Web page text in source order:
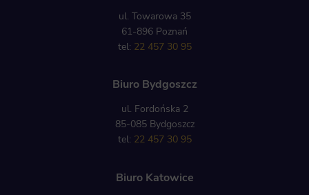
ul. Towarowa 35
61-896 Poznań
tel: 22 457 30 95
Biuro Bydgoszcz
ul. Fordońska 2
85-085 Bydgoszcz
tel: 22 457 30 95
Biuro Katowice